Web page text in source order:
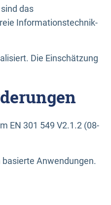
das
Informationstechnik-
Die Einschätzung
EN 301 549 V2.1.2 (08-
Anwendungen.